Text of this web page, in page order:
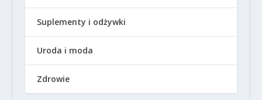
Suplementy i odżywki
Uroda i moda
Zdrowie